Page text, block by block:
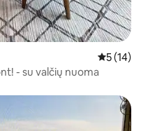
Vidutinis
5 (14)
- su valčių nuoma